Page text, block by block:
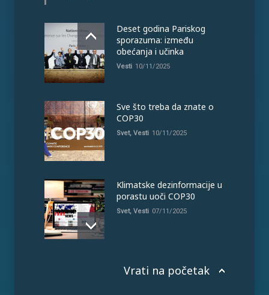
Deset godina Pariskog
sporazuma: između
obećanja i učinka
Vesti 10/11/2025
Sve što treba da znate o
COP30
Svet, Vesti 10/11/2025
Klimatske dezinformacije u
porastu uoči COP30
Svet, Vesti 07/11/2025
Vrati na početak